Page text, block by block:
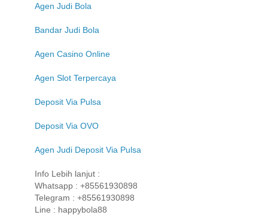
Agen Judi Bola
Bandar Judi Bola
Agen Casino Online
Agen Slot Terpercaya
Deposit Via Pulsa
Deposit Via OVO
Agen Judi Deposit Via Pulsa
Info Lebih lanjut :
Whatsapp : +85561930898
Telegram : +85561930898
Line : happybola88